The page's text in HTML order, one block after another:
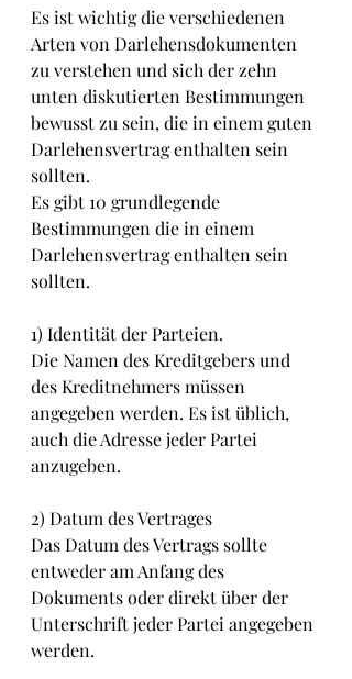
Es ist wichtig die verschiedenen
Arten von Darlehensdokumenten
zu verstehen und sich der zehn
unten diskutierten Bestimmungen
bewusst zu sein, die in einem guten
Darlehensvertrag enthalten sein
sollten.
Es gibt 10 grundlegende
Bestimmungen die in einem
Darlehensvertrag enthalten sein
sollten.
1) Identität der Parteien.
Die Namen des Kreditgebers und
des Kreditnehmers müssen
angegeben werden. Es ist üblich,
auch die Adresse jeder Partei
anzugeben.
2) Datum des Vertrages
Das Datum des Vertrags sollte
entweder am Anfang des
Dokuments oder direkt über der
Unterschrift jeder Partei angegeben
werden.